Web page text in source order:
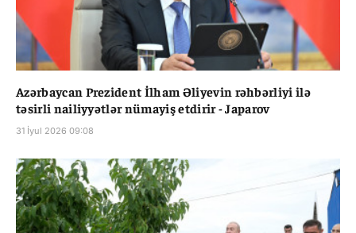
Azərbaycan Prezident İlham Əliyevin rəhbərliyi ilə
təsirli nailiyyətlər nümayiş etdirir - Japarov
31 İyul 2026 09:08